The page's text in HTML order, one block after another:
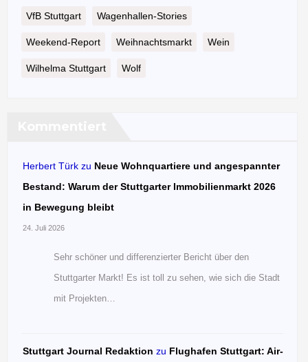
VfB Stuttgart Wagenhallen-Stories
Weekend-Report Weihnachtsmarkt Wein
Wilhelma Stuttgart Wolf
Herbert Türk zu Neue Wohnquartiere und angespannter
Bestand: Warum der Stuttgarter Immobilienmarkt 2026
in Bewegung bleibt
24. Juli 2026
Sehr schöner und differenzierter Bericht über den
Stuttgarter Markt! Es ist toll zu sehen, wie sich die Stadt
mit Projekten…
Stuttgart Journal Redaktion zu Flughafen Stuttgart: Air-